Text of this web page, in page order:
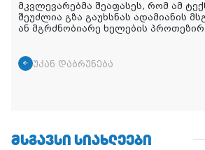
მკვლევარებმა შეაფასეს, რომ ამ
შეუძლია გზა გაუხსნას ადამიანის
ან მგრძნობიარე ხელების
უკან დაბრუნება
ᲛᲡᲒᲐᲕᲡᲘ ᲡᲘᲐᲮᲚᲔᲔᲑᲘ